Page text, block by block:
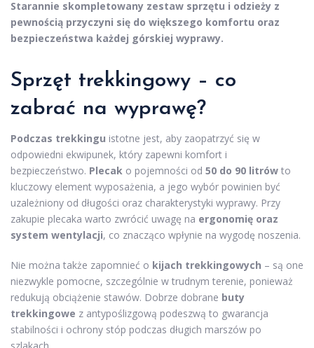
Starannie skompletowany zestaw sprzętu i odzieży z
pewnością przyczyni się do większego komfortu oraz
bezpieczeństwa każdej górskiej wyprawy.
Sprzęt trekkingowy – co
zabrać na wyprawę?
Podczas trekkingu istotne jest, aby zaopatrzyć się w
odpowiedni ekwipunek, który zapewni komfort i
bezpieczeństwo. Plecak o pojemności od 50 do 90 litrów to
kluczowy element wyposażenia, a jego wybór powinien być
uzależniony od długości oraz charakterystyki wyprawy. Przy
zakupie plecaka warto zwrócić uwagę na ergonomię oraz
system wentylacji, co znacząco wpłynie na wygodę noszenia.
Nie można także zapomnieć o kijach trekkingowych – są one
niezwykle pomocne, szczególnie w trudnym terenie, ponieważ
redukują obciążenie stawów. Dobrze dobrane buty
trekkingowe z antypoślizgową podeszwą to gwarancja
stabilności i ochrony stóp podczas długich marszów po
szlakach.